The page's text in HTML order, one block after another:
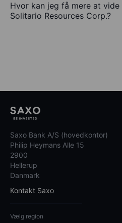
Hvor kan jeg få mere at
Solitario Resources Corp.?
Saxo Bank A/S (hovedkontor)
Philip Heymans Alle 15
2900
Hellerup
Danmark
Kontakt Saxo
Vælg region